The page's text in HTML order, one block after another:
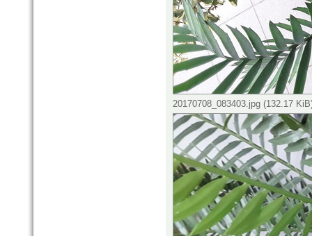
20170708_083403.jpg (132.17